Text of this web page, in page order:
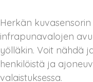
Herkän
infrapunavalojen
yölläkin. Voit nähdä
henkilöistä ja
valaistuksessa.